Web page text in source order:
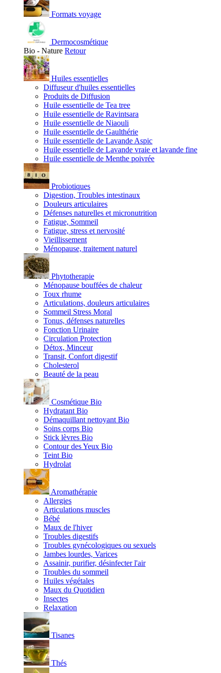
Formats voyage
Dermocosmétique
Bio - Nature Retour
Huiles essentielles
Diffuseur d'huiles essentielles
Produits de Diffusion
Huile essentielle de Tea tree
Huile essentielle de Ravintsara
Huile essentielle de Niaouli
Huile essentielle de Gaulthérie
Huile essentielle de Lavande Aspic
Huile essentielle de Lavande vraie et lavande fine
Huile essentielle de Menthe poivrée
Probiotiques
Digestion, Troubles intestinaux
Douleurs articulaires
Défenses naturelles et micronutrition
Fatigue, Sommeil
Fatigue, stress et nervosité
Vieillissement
Ménopause, traitement naturel
Phytotherapie
Ménopause bouffées de chaleur
Toux rhume
Articulations, douleurs articulaires
Sommeil Stress Moral
Tonus, défenses naturelles
Fonction Urinaire
Circulation Protection
Détox, Minceur
Transit, Confort digestif
Cholesterol
Beauté de la peau
Cosmétique Bio
Hydratant Bio
Démaquillant nettoyant Bio
Soins corps Bio
Stick lèvres Bio
Contour des Yeux Bio
Teint Bio
Hydrolat
Aromathérapie
Allergies
Articulations muscles
Bébé
Maux de l'hiver
Troubles digestifs
Troubles gynécologiques ou sexuels
Jambes lourdes, Varices
Assainir, purifier, désinfecter l'air
Troubles du sommeil
Huiles végétales
Maux du Quotidien
Insectes
Relaxation
Tisanes
Thés